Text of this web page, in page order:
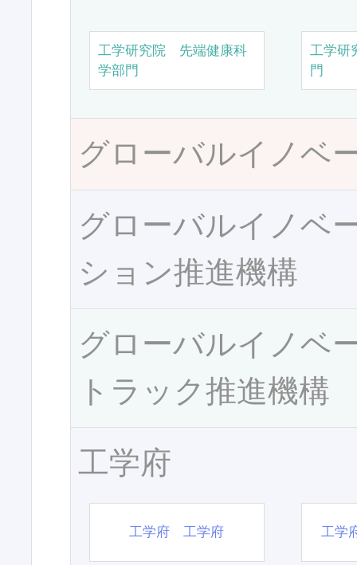
工学研究院 先端健康科
学部門
工学研
門
グローバルイノベ
グローバルイノベ
ション推進機構
グローバルイノベ
トラック推進機構
工学府
工学府 工学府 工学